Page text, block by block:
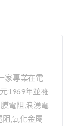
家專業在電
1969年並擁
電阻,浪湧電
阻,氧化金屬